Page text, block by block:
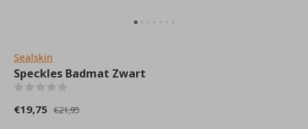
Sealskin
Speckles Badmat Zwart
€19,75 €21,95